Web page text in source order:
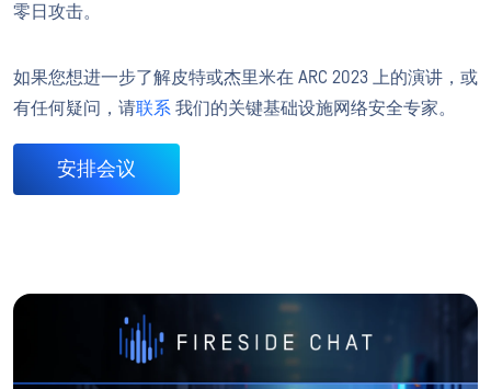
零日攻击。
如果您想进一步了解皮特或杰里米在 ARC 2023 上的演讲，或
有任何疑问，请联系 我们的关键基础设施网络安全专家。
安排会议